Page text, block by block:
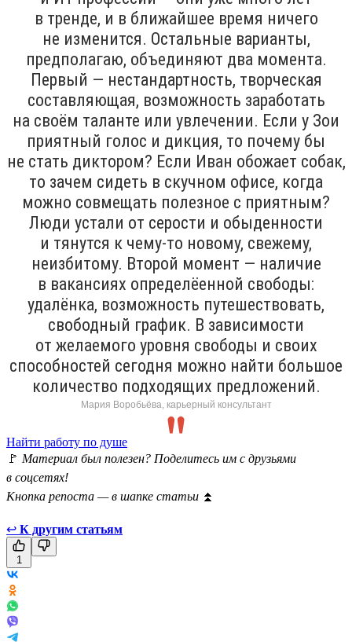
в тренде, и в ближайшее время ничего
не изменится. Остальные варианты,
предполагаю, объединяют два момента.
Первый — нестандартность, творческая
составляющая, возможность заработать
на своём таланте или увлечении. Если у Зои
приятный голос и дикция, то почему бы
не стать диктором? Если Иван обожает собак,
то зачем сидеть в скучном офисе, когда
можно совмещать полезное с приятным?
Люди устали от серости и обыденности
и тянутся к чему-то новому, свежему,
неизбитому. Второй момент — наличие
в вакансиях определёенной свободы:
удалёнка, возможность путешествовать,
свободный график. В зависимости
от желаемого уровня свободы и своих
способностей сегодня можно найти большое
количество подходящих предложений.
Мария Воробьёва, карьерный консультант
Найти работу по душе
🚩 Материал был полезен? Поделитесь им с друзьями
в соцсетях!
Кнопка репоста — в шапке статьи ⏫
↩ К другим статьям
1